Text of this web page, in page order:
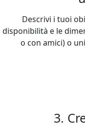
Descrivi i tuoi
disponibilità e le
o con amici) o
3.